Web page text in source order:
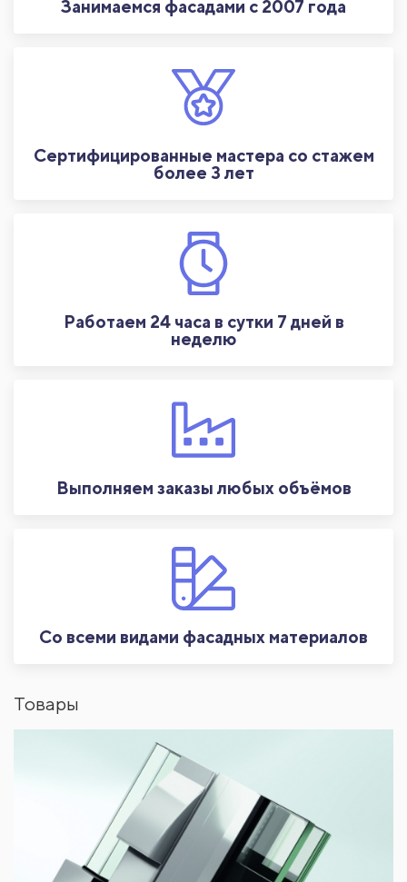
Занимаемся фасадами с 2007 года
Сертифицированные мастера со стажем
более 3 лет
Работаем 24 часа в сутки 7 дней в
неделю
Выполняем заказы любых объёмов
Со всеми видами фасадных материалов
Товары